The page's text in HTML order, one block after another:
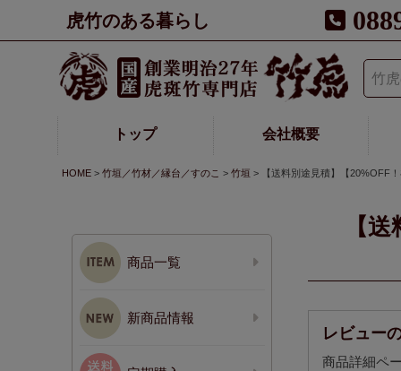
虎竹のある暮らし
トップ 会社概要
HOME 竹垣／竹材／縁台／すのこ 竹垣 【送料別途見積】【20%OFF
商品一覧
新商品情報
【
レビュー
商品詳細ペ